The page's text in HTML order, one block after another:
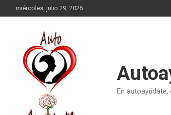
al
miércoles, julio 29, 2026
En